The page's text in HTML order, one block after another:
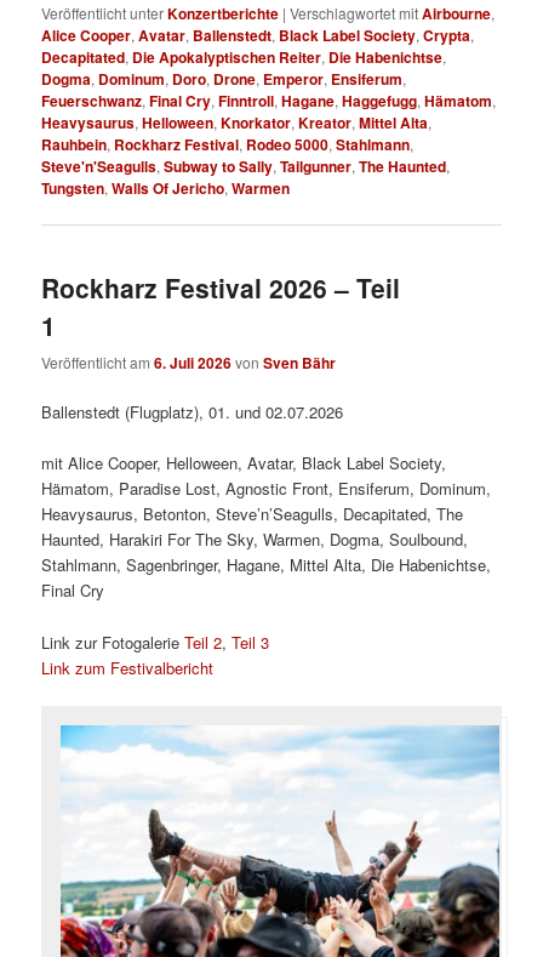
Veröffentlicht unterKonzertberichte |Verschlagwortet mitAirbourne,
Alice Cooper,Avatar, Ballenstedt, Black Label Society,Crypta,
Decapitated, Die Apokalyptischen Reiter, Die Habenichtse,
Dogma, Dominum, Doro, Drone, Emperor, Ensiferum,
Feuerschwanz,Final Cry,Finntroll,Hagane,Haggefugg,Hämatom,
Heavysaurus,Helloween,Knorkator,Kreator,Mittel Alta,
Rauhbein, Rockharz Festival, Rodeo 5000,Stahlmann,
Steve'n'Seagulls,Subway to Sally,Tailgunner,The Haunted,
Tungsten,Walls Of Jericho,Warmen
Rockharz Festival 2026 – Teil
1
Veröffentlicht am6. Juli 2026vonSven Bähr
Ballenstedt (Flugplatz), 01. und 02.07.2026
mit Alice Cooper, Helloween, Avatar, Black Label Society,
Hämatom, Paradise Lost, Agnostic Front, Ensiferum, Dominum,
Heavysaurus, Betonton, Steve’n’Seagulls, Decapitated, The
Haunted, Harakiri For The Sky, Warmen, Dogma, Soulbound,
Stahlmann, Sagenbringer, Hagane, Mittel Alta, Die Habenichtse,
Final Cry
Link zur FotogalerieTeil 2,Teil 3
Link zum Festivalbericht